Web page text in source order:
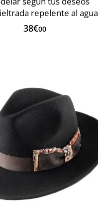
repelente al agua
38€00